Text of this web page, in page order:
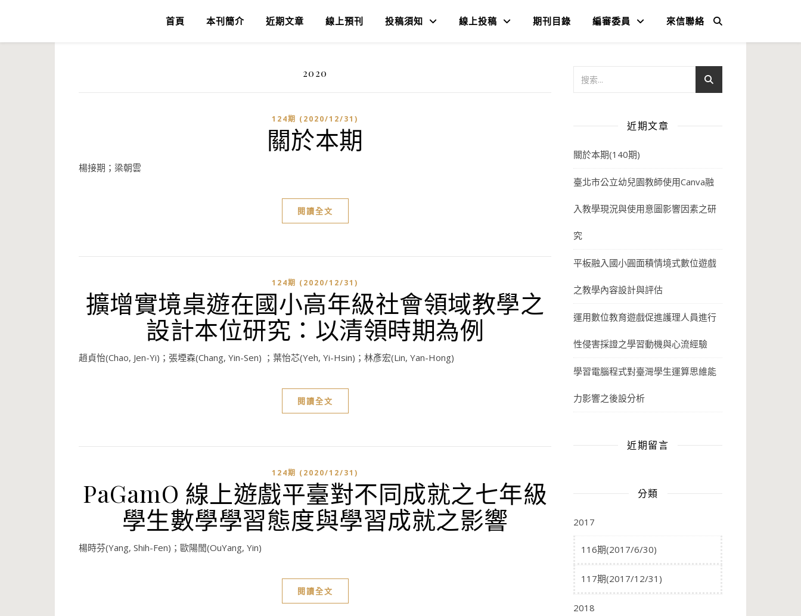
首頁 本刊簡介 近期文章 線上預刊 投稿須知 線上投稿 期刊目錄 編審委員 來信聯絡
2020
124期 (2020/12/31)
關於本期
楊接期；梁朝雲
閱讀全文
124期 (2020/12/31)
擴增實境桌遊在國小高年級社會領域教學之
設計本位研究：以清領時期為例
趙貞怡(Chao, Jen-Yi)；張堙森(Chang, Yin-Sen) ；葉怡芯(Yeh, Yi-Hsin)；林彥宏(Lin, Yan-Hong)
閱讀全文
124期 (2020/12/31)
PaGamO 線上遊戲平臺對不同成就之七年級
學生數學學習態度與學習成就之影響
楊時芬(Yang, Shih-Fen)；歐陽誾(OuYang, Yin)
閱讀全文
近期文章
關於本期(140期)
臺北市公立幼兒園教師使用Canva融
入教學現況與使用意圖影響因素之研
究
平板融入國小圓面積情境式數位遊戲
之教學內容設計與評估
運用數位教育遊戲促進護理人員進行
性侵害採證之學習動機與心流經驗
學習電腦程式對臺灣學生運算思維能
力影響之後設分析
近期留言
分類
2017
116期(2017/6/30)
117期(2017/12/31)
2018